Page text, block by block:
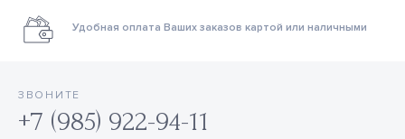
Удобная оплата Ваших заказов картой или наличными
ЗВОНИТЕ
+7 (985) 922-94-11